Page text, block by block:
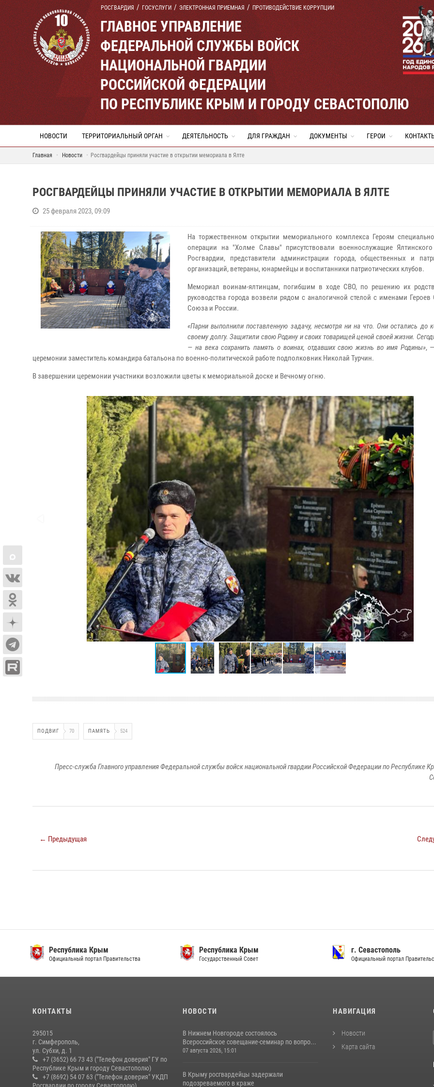
РОСГВАРДИЯ ГОСУСЛУГИ ЭЛЕКТРОННАЯ ПРИЕМНАЯ ПРОТИВОДЕЙСТВИЕ КОРРУПЦИИ
ГЛАВНОЕ УПРАВЛЕНИЕ
ФЕДЕРАЛЬНОЙ СЛУЖБЫ ВОЙСК
НАЦИОНАЛЬНОЙ ГВАРДИИ
РОССИЙСКОЙ ФЕДЕРАЦИИ
ПО РЕСПУБЛИКЕ КРЫМ И ГОРОДУ СЕВАСТОПОЛЮ
НОВОСТИ ТЕРРИТОРИАЛЬНЫЙ ОРГАН ДЕЯТЕЛЬНОСТЬ ДЛЯ ГРАЖДАН ДОКУМЕНТЫ ГЕРОИ
Главная Новости Росгвардейцы приняли участие в открытии мемориала в Ялте
РОСГВАРДЕЙЦЫ ПРИНЯЛИ УЧАСТИЕ В ОТКРЫТИИ МЕМОРИАЛА В ЯЛТЕ
25 февраля 2023, 09:09
На торжественном открытии мемориального комплекса Героям
операции на "Холме Славы" присутствовали военнослужащие Ялтинского
Росгвардии, представители администрации города, общественных и
организаций, ветераны, юнармейцы и воспитанники патриотических клубов.
Мемориал воинам-ялтинцам, погибшим в ходе СВО, по решению их
руководства города возвели рядом с аналогичной стелой с именами Героев
Союза и России.
«Парни выполнили поставленную задачу, несмотря ни на что. Они остались до
своему долгу. Защитили свою Родину и своих товарищей ценой своей жизни.
— на века сохранить память о воинах, отдавших свою жизнь во имя Родины»,
церемонии заместитель командира батальона по военно-политической работе подполковник Николай Турчин.
В завершении церемонии участники возложили цветы к мемориальной доске и Вечному огню.
ПОДВИГ 70 ПАМЯТЬ 524
Пресс-служба Главного управления Федеральной службы войск национальной гвардии Российской Федерации по Республике
← Предыдущая
Республика Крым
Официальный портал Правительства
Республика Крым
Государственный Совет
КОНТАКТЫ
295015
г. Симферополь,
ул. Субхи, д. 1
+7 (3652) 66 73 43 ("Телефон доверия" ГУ по
Республике Крым и городу Севастополю)
+7 (8692) 54 07 63 ("Телефон доверия" УКДП
НОВОСТИ
В Нижнем Новгороде состоялось
Всероссийское совещание-семинар по вопро...
07 августа 2026, 15:01
В Крыму росгвардейцы задержали
подозреваемого в краже
НАВИГАЦИЯ
Новости
Карта сайта